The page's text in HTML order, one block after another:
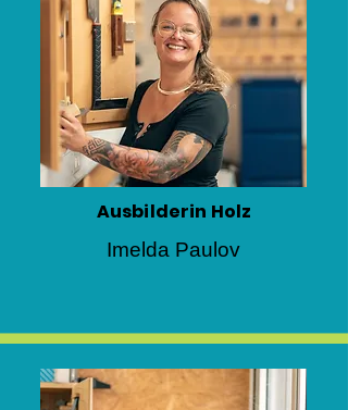
Ausbilderin Holz
Imelda Paulov